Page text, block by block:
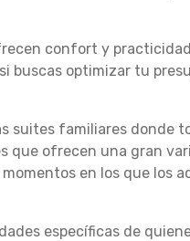
confort y
buscas optimizar tu
suites familiares donde
que ofrecen una gran
en los que los
específicas de